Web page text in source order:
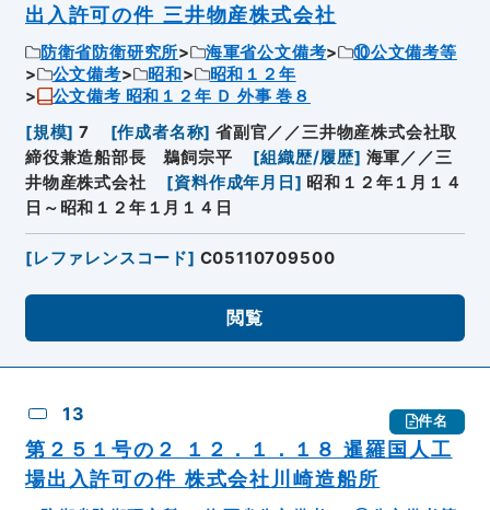
出入許可の件 三井物産株式会社
防衛省防衛研究所 海軍省公文備考
⑩公文備考等
公文備考
昭和
昭和１２年
公文備考 昭和１２年 Ｄ 外事 巻８
[規模] 7 [作成者名称] 省副官／／三井物産株式会社取
締役兼造船部長 鵜飼宗平
[組織歴/履歴] 海軍／／三
井物産株式会社
[資料作成年月日 ] 昭和１２年１月１４
日～昭和１２年１月１４日
[レファレンスコード] C05110709500
閲覧
13 件名
第２５１号の２ １２．１．１８ 暹羅国人工
場出入許可の件 株式会社川崎造船所